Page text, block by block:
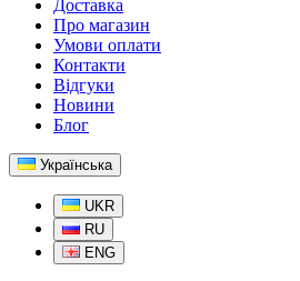
Доставка
Про магазин
Умови оплати
Контакти
Відгуки
Новини
Блог
Українська
UKR
RU
ENG